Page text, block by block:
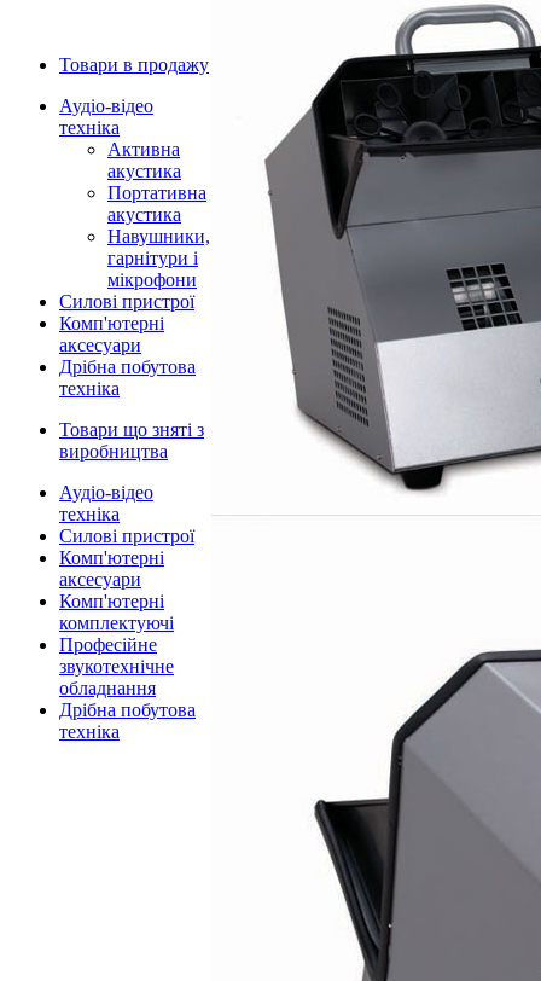
Товари в продажу
Аудіо-відео
техніка
Активна
акустика
Портативна
акустика
Навушники,
гарнітури і
мікрофони
Силові пристрої
Комп'ютерні
аксесуари
Дрібна побутова
техніка
Товари що зняті з
виробництва
Аудіо-відео
техніка
Силові пристрої
Комп'ютерні
аксесуари
Комп'ютерні
комплектуючі
Професійне
звукотехнічне
обладнання
Дрібна побутова
техніка